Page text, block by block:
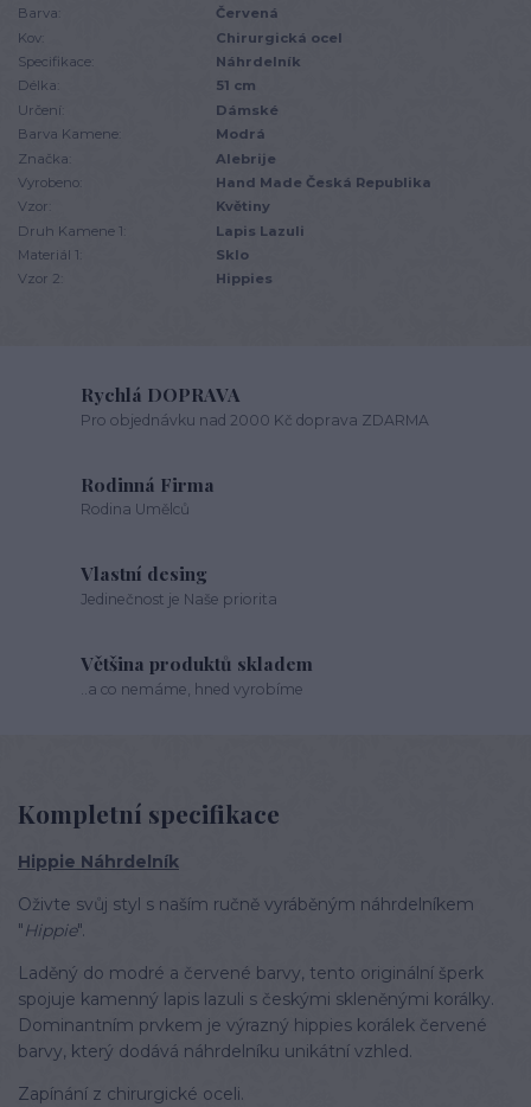
Barva:
Červená
Kov:
Chirurgická ocel
Specifikace:
Náhrdelník
Délka:
51 cm
Určení:
Dámské
Barva Kamene:
Modrá
Značka:
Alebrije
Vyrobeno:
Hand Made Česká Republika
Vzor:
Květiny
Druh Kamene 1:
Lapis Lazuli
Materiál 1:
Sklo
Vzor 2:
Hippies
Rychlá DOPRAVA
Pro objednávku nad 2000 Kč doprava ZDARMA
Rodinná Firma
Rodina Umělců
Vlastní desing
Jedinečnost je Naše priorita
Většina produktů skladem
..a co nemáme, hned vyrobíme
Kompletní specifikace
Hippie Náhrdelník
Oživte svůj styl s naším ručně vyráběným náhrdelníkem
"Hippie".
Laděný do modré a červené barvy, tento originální šperk
spojuje kamenný lapis lazuli s českými skleněnými korálky.
Dominantním prvkem je výrazný hippies korálek červené
barvy, který dodává náhrdelníku unikátní vzhled.
Zapínání z chirurgické oceli.